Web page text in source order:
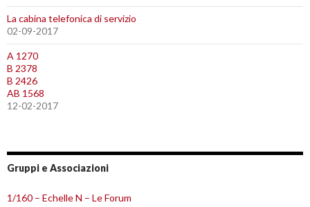
La cabina telefonica di servizio
02-09-2017
A 1270
B 2378
B 2426
AB 1568
12-02-2017
Gruppi e Associazioni
1/160 – Echelle N – Le Forum